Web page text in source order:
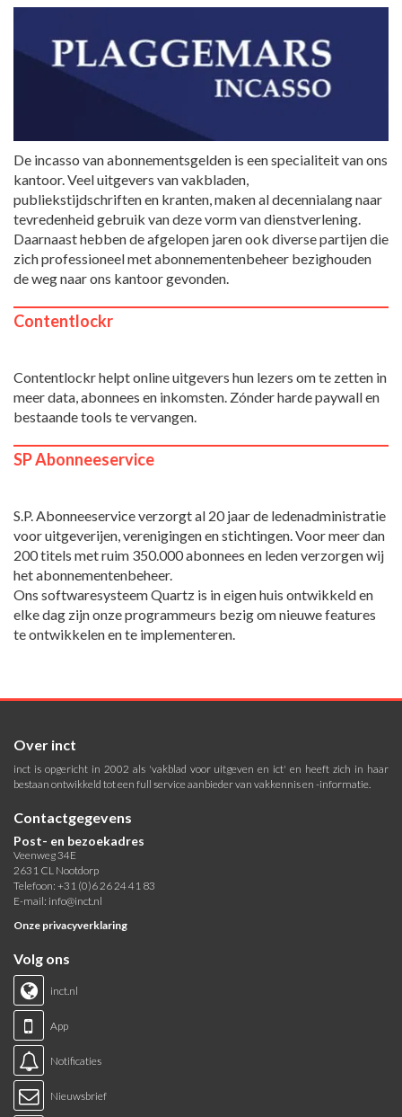
De incasso van abonnementsgelden is een specialiteit van ons
kantoor. Veel uitgevers van vakbladen,
publiekstijdschriften en kranten, maken al decennialang naar
tevredenheid gebruik van deze vorm van dienstverlening.
Daarnaast hebben de afgelopen jaren ook diverse partijen die
zich professioneel met abonnementenbeheer bezighouden
de weg naar ons kantoor gevonden.
Contentlockr
Contentlockr helpt online uitgevers hun lezers om te zetten in
meer data, abonnees en inkomsten. Zónder harde paywall en
bestaande tools te vervangen.
SP Abonneeservice
S.P. Abonneeservice verzorgt al 20 jaar de ledenadministratie
voor uitgeverijen, verenigingen en stichtingen. Voor meer dan
200 titels met ruim 350.000 abonnees en leden verzorgen wij
het abonnementenbeheer.
Ons softwaresysteem Quartz is in eigen huis ontwikkeld en
elke dag zijn onze programmeurs bezig om nieuwe features
te ontwikkelen en te implementeren.
Over inct
inct is opgericht in 2002 als 'vakblad voor uitgeven en ict' en heeft zich in haar
bestaan ontwikkeld tot een full service aanbieder van vakkennis en -informatie.
Contactgegevens
Post- en bezoekadres
Veenweg 34E
2631 CL Nootdorp
Telefoon: +31 (0)6 26 24 41 83
E-mail: info@inct.nl
Onze privacyverklaring
Volg ons
inct.nl
App
Notificaties
Nieuwsbrief